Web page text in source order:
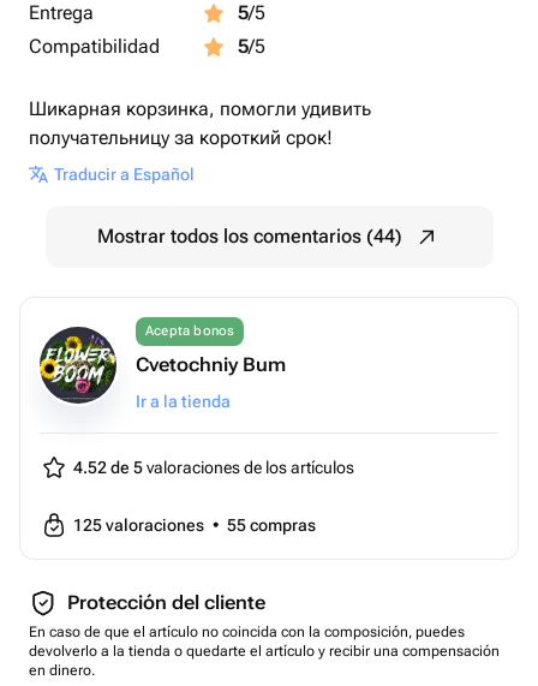
Entrega
5/5
Compatibilidad
5/5
Шикарная корзинка, помогли удивить
получательницу за короткий срок!
Traducir a Español
Mostrar todos los comentarios (44)
Acepta bonos
Cvetochniy Bum
Ir a la tienda
4.52 de 5valoraciones de los artículos
125valoraciones • 55compras
Protección del cliente
En caso de que el artículo no coincida con la composición, puedes
devolverlo a la tienda o quedarte el artículo y recibir una compensación
en dinero.